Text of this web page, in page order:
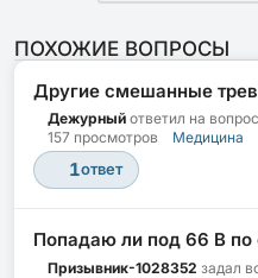
ПОХОЖИЕ ВОПРОСЫ
Другие смешанные
Дежурный ответил на вопрос
157 просмотров
Медицина
1ответ
Попадаю ли под 66 В
Призывник-1028352 задал